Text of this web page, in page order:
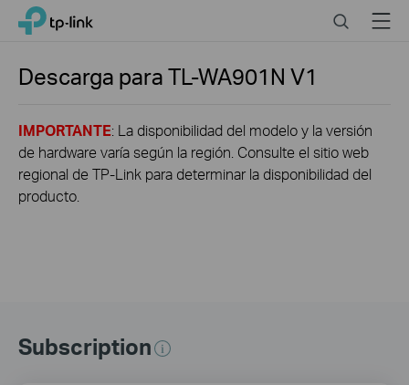
Click
navigation
TP-Link, Reliably Smart SearchMenu
Descarga paraTL-WA901N V1
IMPORTANTE: La disponibilidad del modelo y la versión
de hardware varía según la región. Consulte el sitio web
regional de TP-Link para determinar la disponibilidad del
producto.
Subscription